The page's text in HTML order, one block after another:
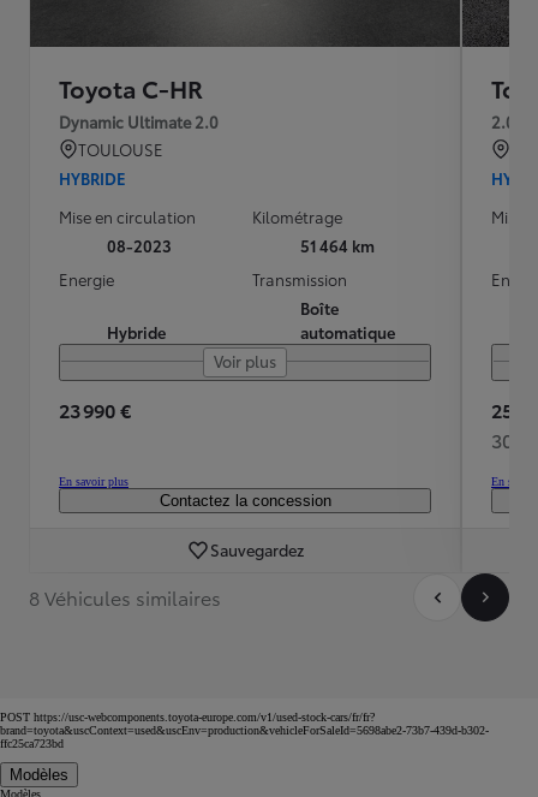
Toyota C-HR
Dynamic Ultimate 2.0
TOULOUSE
HYBRIDE
Mise en circulation
08-2023
Kilométrage
51 464 km
Energie
Hybride
Transmission
Boîte
automatique
Voir plus
23 990 €
En savoir plus
Contactez la concession
Sauvegardez
2.0
Mise
25
302
En
8 Véhicules similaires
POST https://usc-webcomponents.toyota-europe.com/v1/used-stock-cars/fr/fr?
brand=toyota&uscContext=used&uscEnv=production&vehicleForSaleId=5698abe2-73b7-439d-b302-
ffc25ca723bd
Modèles
Modèles